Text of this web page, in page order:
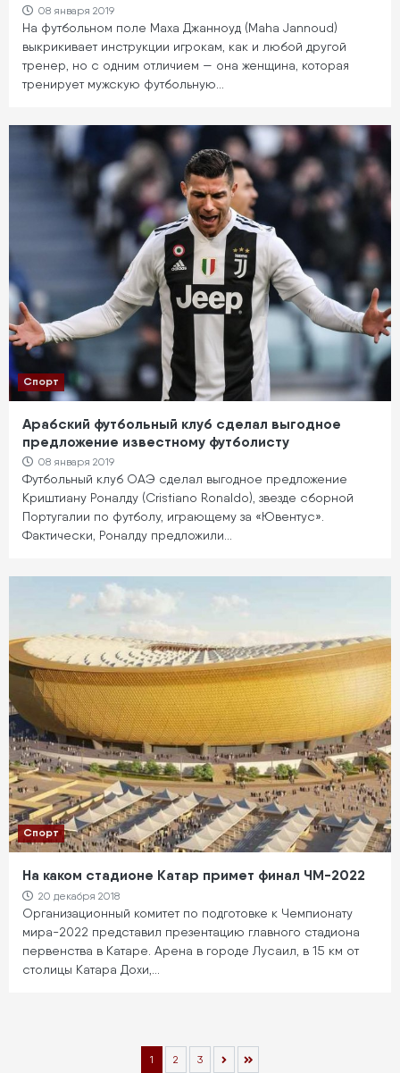
08 января 2019
На футбольном поле Маха Джанноуд (Maha Jannoud)
выкрикивает инструкции игрокам, как и любой другой
тренер, но с одним отличием — она женщина, которая
тренирует мужскую футбольную…
Спорт
Арабский футбольный клуб сделал выгодное
предложение известному футболисту
08 января 2019
Футбольный клуб ОАЭ сделал выгодное предложение
Криштиану Роналду (Cristiano Ronaldo), звезде сборной
Португалии по футболу, играющему за «Ювентус».
Фактически, Роналду предложили…
Спорт
На каком стадионе Катар примет финал ЧМ-2022
20 декабря 2018
Организационный комитет по подготовке к Чемпионату
мира-2022 представил презентацию главного стадиона
первенства в Катаре. Арена в городе Лусаил, в 15 км от
столицы Катара Дохи,…
Текущая
1 Page
2 Page
3